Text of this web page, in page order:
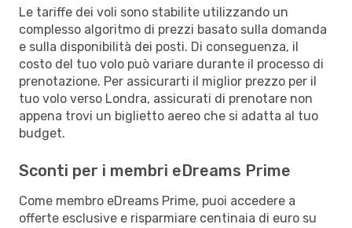
Le tariffe dei voli sono stabilite utilizzando un
complesso algoritmo di prezzi basato sulla domanda
e sulla disponibilità dei posti. Di conseguenza, il
costo del tuo volo può variare durante il processo di
prenotazione. Per assicurarti il miglior prezzo per il
tuo volo verso Londra, assicurati di prenotare non
appena trovi un biglietto aereo che si adatta al tuo
budget.
Sconti per i membri eDreams Prime
Come membro eDreams Prime, puoi accedere a
offerte esclusive e risparmiare centinaia di euro su